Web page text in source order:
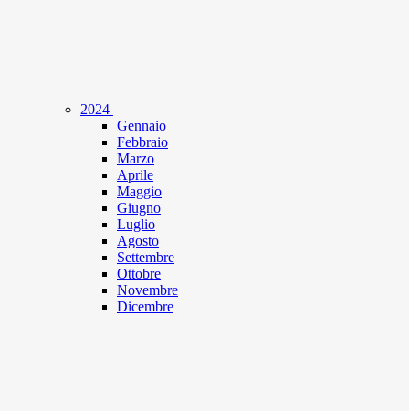
2024
Gennaio
Febbraio
Marzo
Aprile
Maggio
Giugno
Luglio
Agosto
Settembre
Ottobre
Novembre
Dicembre